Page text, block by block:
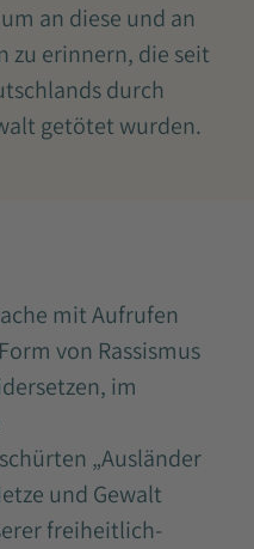
an diese und an
zu erinnern, die seit
durch
getötet wurden.
mit Aufrufen
von Rassismus
im
„Ausländer
und Gewalt
freiheitlich-